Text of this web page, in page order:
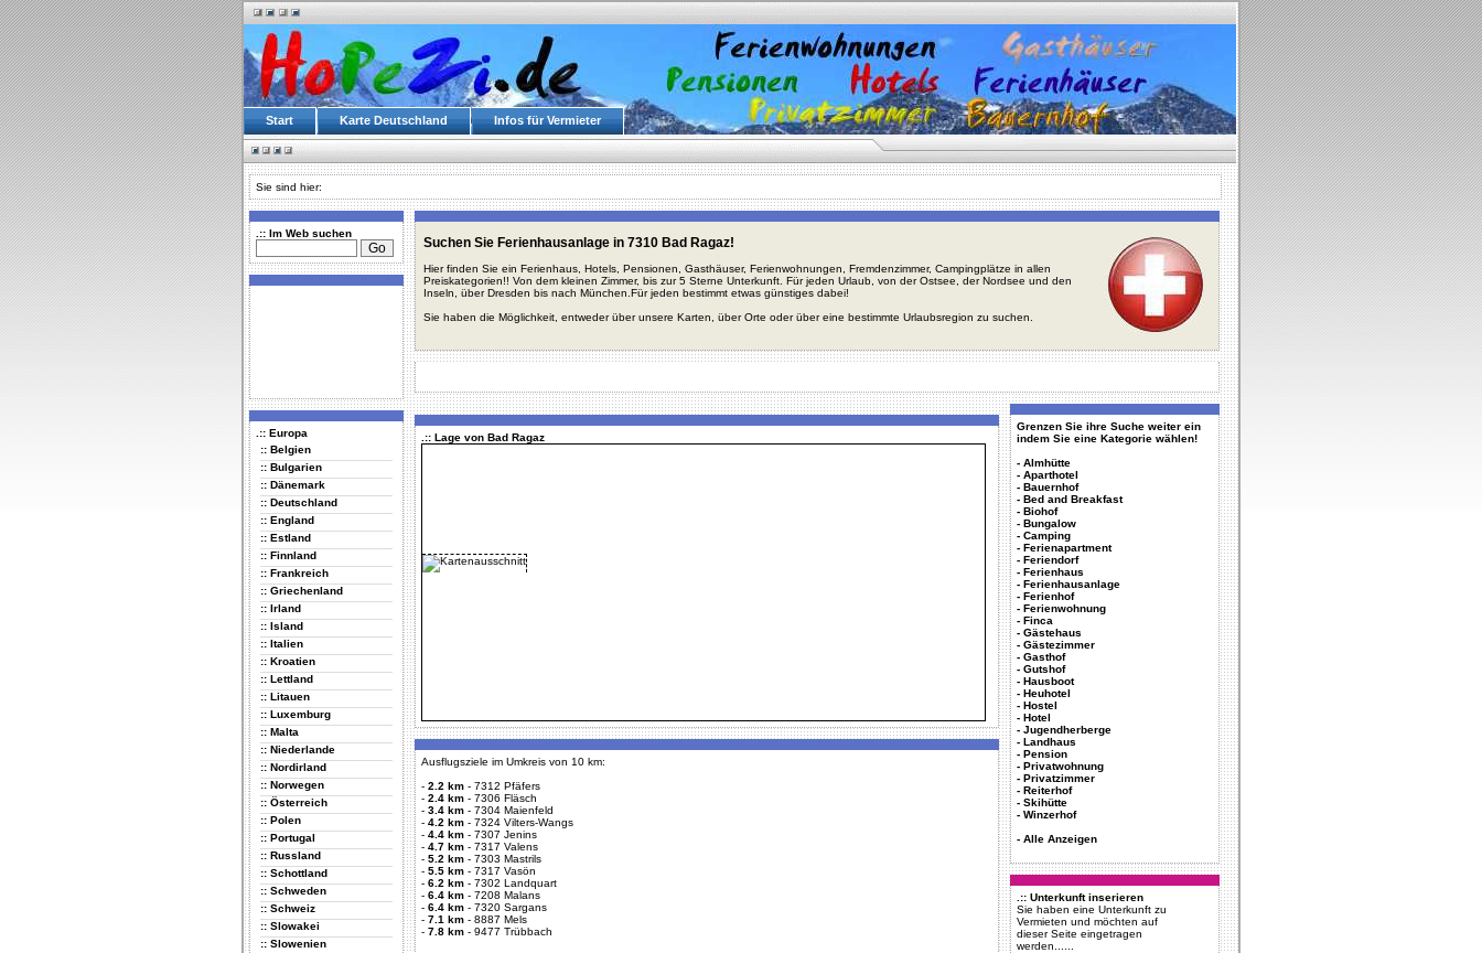
Start Karte Deutschland Infos für Vermieter
Sie sind hier:
.:: Im Web suchen
.:: Europa
:: Belgien
:: Bulgarien
:: Dänemark
:: Deutschland
:: England
:: Estland
:: Finnland
:: Frankreich
:: Griechenland
:: Irland
:: Island
:: Italien
:: Kroatien
:: Lettland
:: Litauen
:: Luxemburg
:: Malta
:: Niederlande
:: Nordirland
:: Norwegen
:: Österreich
:: Polen
:: Portugal
:: Russland
:: Schottland
:: Schweden
:: Schweiz
:: Slowakei
:: Slowenien
Suchen Sie Ferienhausanlage in 7310 Bad Ragaz!
Hier finden Sie ein Ferienhaus, Hotels, Pensionen, Gasthäuser, Ferienwohnungen, Fremdenzimmer, Campingplätze in allen
Preiskategorien!! Von dem kleinen Zimmer, bis zur 5 Sterne Unterkunft. Für jeden Urlaub, von der Ostsee, der Nordsee und den
Inseln, über Dresden bis nach München.Für jeden bestimmt etwas günstiges dabei!
Sie haben die Möglichkeit, entweder über unsere Karten, über Orte oder über eine bestimmte Urlaubsregion zu suchen.
.:: Lage von Bad Ragaz
Ausflugsziele im Umkreis von 10 km:
- 2.2 km - 7312 Pfäfers
- 2.4 km - 7306 Fläsch
- 3.4 km - 7304 Maienfeld
- 4.2 km - 7324 Vilters-Wangs
- 4.4 km - 7307 Jenins
- 4.7 km - 7317 Valens
- 5.2 km - 7303 Mastrils
- 5.5 km - 7317 Vasön
- 6.2 km - 7302 Landquart
- 6.4 km - 7208 Malans
- 6.4 km - 7320 Sargans
- 7.1 km - 8887 Mels
- 7.8 km - 9477 Trübbach
Grenzen Sie ihre Suche weiter ein
indem Sie eine Kategorie wählen!
- Almhütte
- Aparthotel
- Bauernhof
- Bed and Breakfast
- Biohof
- Bungalow
- Camping
- Ferienapartment
- Feriendorf
- Ferienhaus
- Ferienhausanlage
- Ferienhof
- Ferienwohnung
- Finca
- Gästehaus
- Gästezimmer
- Gasthof
- Gutshof
- Hausboot
- Heuhotel
- Hostel
- Hotel
- Jugendherberge
- Landhaus
- Pension
- Privatwohnung
- Privatzimmer
- Reiterhof
- Skihütte
- Winzerhof
- Alle Anzeigen
.:: Unterkunft inserieren
Sie haben eine Unterkunft zu
Vermieten und möchten auf
dieser Seite eingetragen
werden......